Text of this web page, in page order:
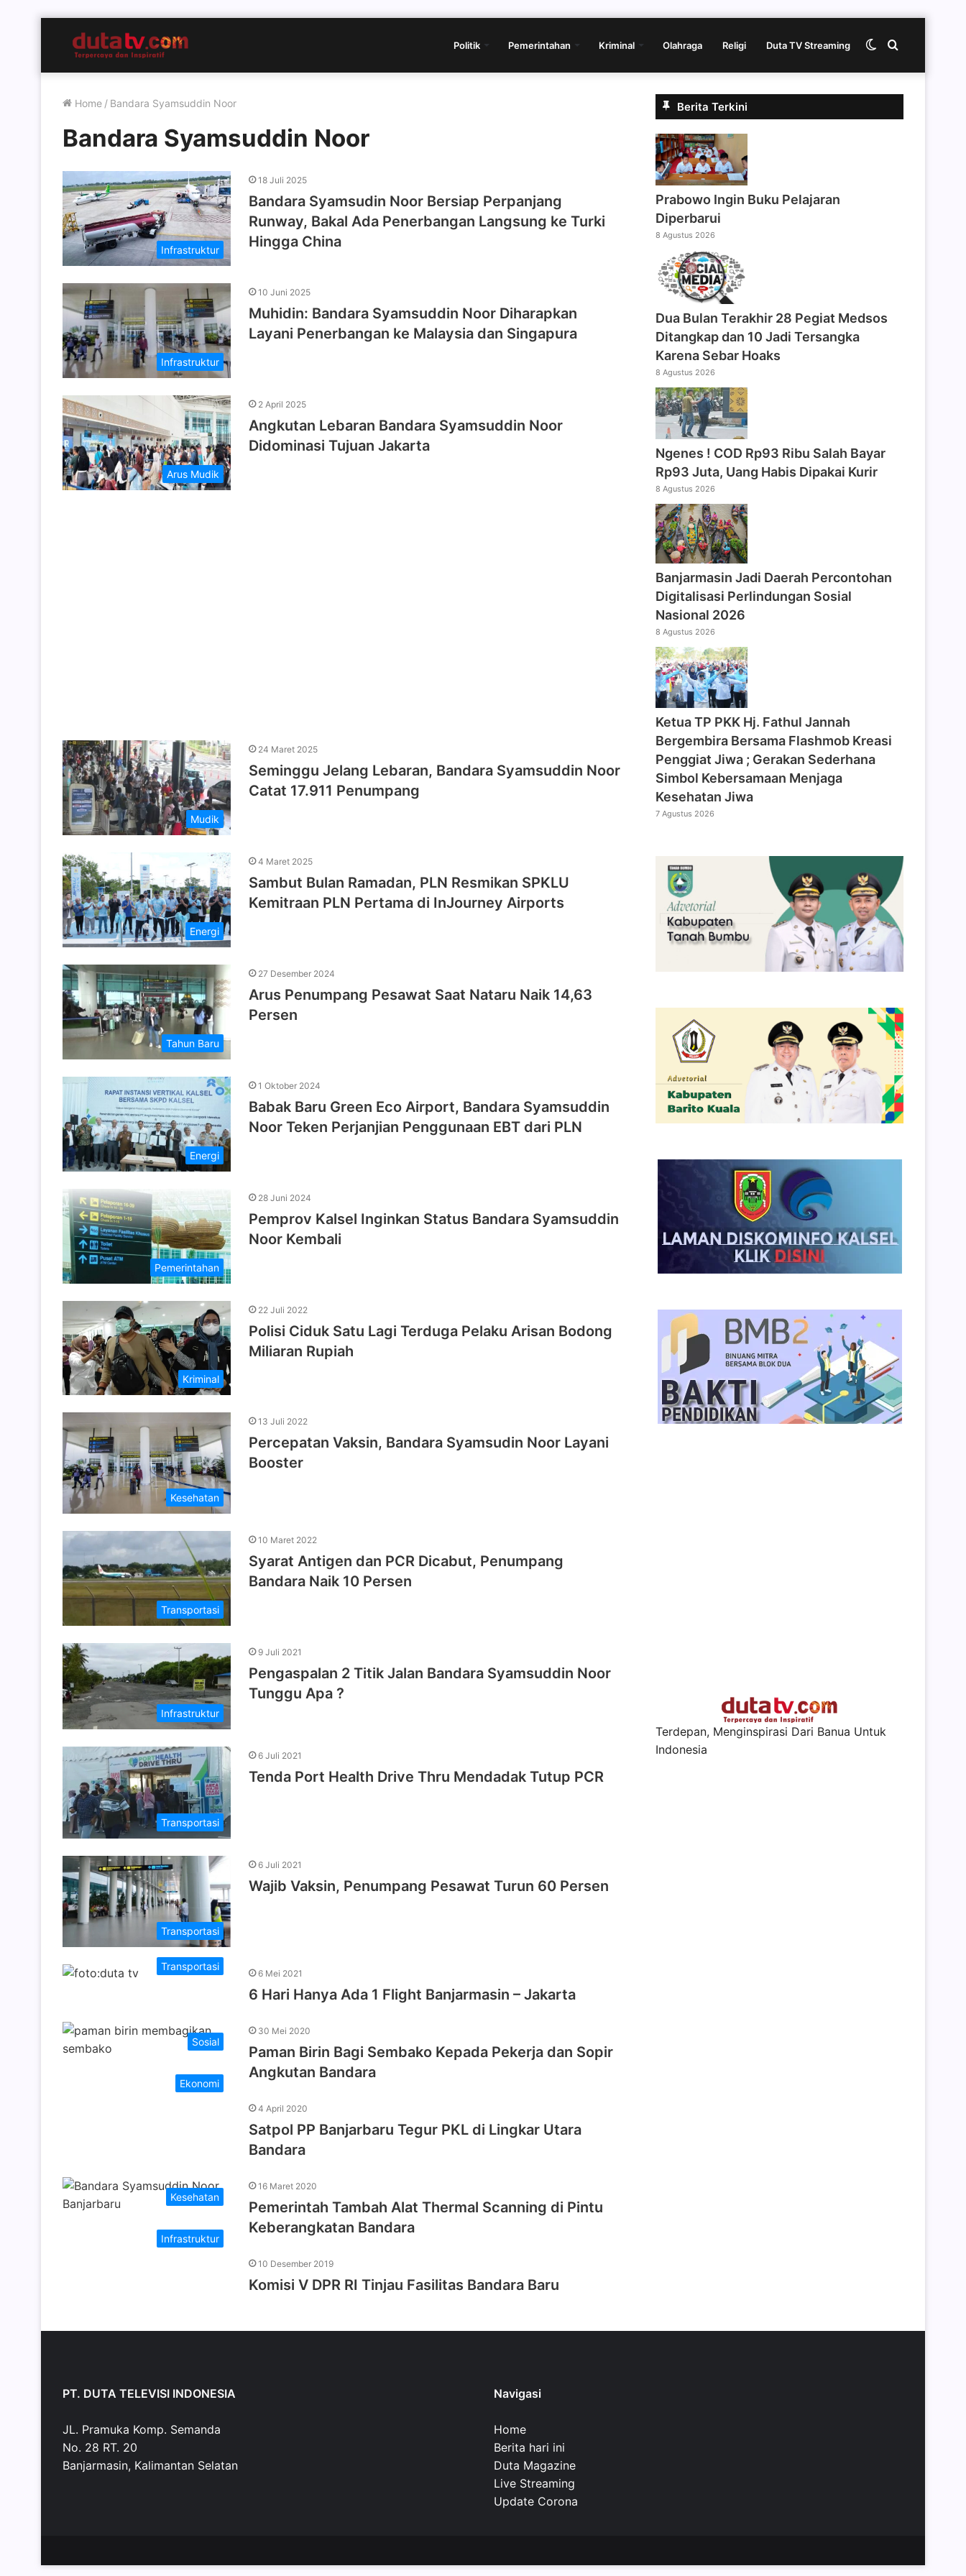
Politik Pemerintahan Kriminal Olahraga Religi Duta TV Streaming Cari
Switch
Home / Bandara Syamsuddin Noor
Bandara Syamsuddin Noor
Infrastruktur
18 Juli 2025
Bandara Syamsudin Noor Bersiap Perpanjang
Runway, Bakal Ada Penerbangan Langsung ke Turki
Hingga China
Infrastruktur
10 Juni 2025
Muhidin: Bandara Syamsuddin Noor Diharapkan
Layani Penerbangan ke Malaysia dan Singapura
Arus Mudik
2 April 2025
Angkutan Lebaran Bandara Syamsuddin Noor
Didominasi Tujuan Jakarta
Mudik
24 Maret 2025
Seminggu Jelang Lebaran, Bandara Syamsuddin Noor
Catat 17.911 Penumpang
Energi
4 Maret 2025
Sambut Bulan Ramadan, PLN Resmikan SPKLU
Kemitraan PLN Pertama di InJourney Airports
Tahun Baru
27 Desember 2024
Arus Penumpang Pesawat Saat Nataru Naik 14,63
Persen
Energi
1 Oktober 2024
Babak Baru Green Eco Airport, Bandara Syamsuddin
Noor Teken Perjanjian Penggunaan EBT dari PLN
Pemerintahan
28 Juni 2024
Pemprov Kalsel Inginkan Status Bandara Syamsuddin
Noor Kembali
Kriminal
22 Juli 2022
Polisi Ciduk Satu Lagi Terduga Pelaku Arisan Bodong
Miliaran Rupiah
Kesehatan
13 Juli 2022
Percepatan Vaksin, Bandara Syamsudin Noor Layani
Booster
Transportasi
10 Maret 2022
Syarat Antigen dan PCR Dicabut, Penumpang
Bandara Naik 10 Persen
Infrastruktur
9 Juli 2021
Pengaspalan 2 Titik Jalan Bandara Syamsuddin Noor
Tunggu Apa ?
Transportasi
6 Juli 2021
Tenda Port Health Drive Thru Mendadak Tutup PCR
Transportasi
6 Juli 2021
Wajib Vaksin, Penumpang Pesawat Turun 60 Persen
Transportasi
6 Mei 2021
6 Hari Hanya Ada 1 Flight Banjarmasin – Jakarta
Sosial
30 Mei 2020
Paman Birin Bagi Sembako Kepada Pekerja dan Sopir
Angkutan Bandara
Ekonomi
4 April 2020
Satpol PP Banjarbaru Tegur PKL di Lingkar Utara
Bandara
Kesehatan
16 Maret 2020
Pemerintah Tambah Alat Thermal Scanning di Pintu
Keberangkatan Bandara
Infrastruktur
10 Desember 2019
Komisi V DPR RI Tinjau Fasilitas Bandara Baru
Berita Terkini
Prabowo Ingin Buku Pelajaran
Diperbarui
8 Agustus 2026
Dua Bulan Terakhir 28 Pegiat Medsos
Ditangkap dan 10 Jadi Tersangka
Karena Sebar Hoaks
8 Agustus 2026
Ngenes ! COD Rp93 Ribu Salah Bayar
Rp93 Juta, Uang Habis Dipakai Kurir
8 Agustus 2026
Banjarmasin Jadi Daerah Percontohan
Digitalisasi Perlindungan Sosial
Nasional 2026
8 Agustus 2026
‎Ketua TP PKK Hj. Fathul Jannah
Bergembira Bersama Flashmob Kreasi
Penggiat Jiwa ; Gerakan Sederhana
Simbol Kebersamaan Menjaga
Kesehatan Jiwa
7 Agustus 2026
Terdepan, Menginspirasi Dari Banua Untuk
Indonesia
PT. DUTA TELEVISI INDONESIA
JL. Pramuka Komp. Semanda
No. 28 RT. 20
Banjarmasin, Kalimantan Selatan
Navigasi
Home
Berita hari ini
Duta Magazine
Live Streaming
Update Corona